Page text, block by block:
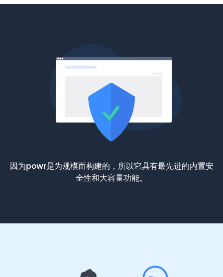
因为powr是为规模而构建的，所以它具有最先进的内置安
全性和大容量功能。